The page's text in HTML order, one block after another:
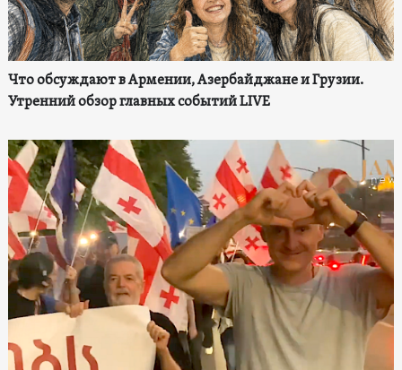
Что обсуждают в Армении, Азербайджане и Грузии.
Утренний обзор главных событий LIVE